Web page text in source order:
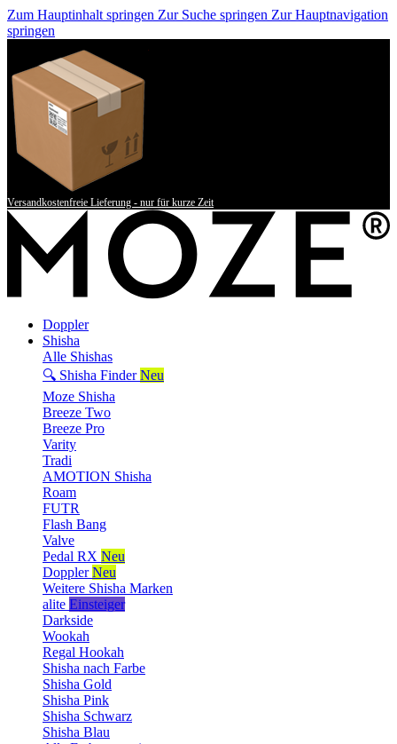
Zum Hauptinhalt springen Zur Suche springen Zur Hauptnavigation
springen
Versandkostenfreie Lieferung - nur für kurze Zeit
Doppler
Shisha
Alle Shishas
🔍 Shisha Finder Neu
Moze Shisha
Breeze Two
Breeze Pro
Varity
Tradi
AMOTION Shisha
Roam
FUTR
Flash Bang
Valve
Pedal RX Neu
Doppler Neu
Weitere Shisha Marken
alite Einsteiger
Darkside
Wookah
Regal Hookah
Shisha nach Farbe
Shisha Gold
Shisha Pink
Shisha Schwarz
Shisha Blau